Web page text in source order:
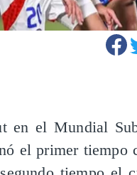
en el Mundial
el primer tiempo